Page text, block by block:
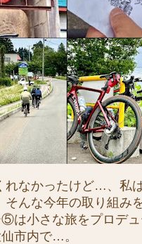
なかったけど…、私
そんな今年の取り組み
は小さな旅をプロデ
市内で…。